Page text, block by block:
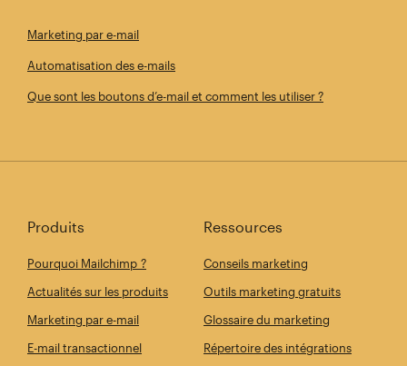
Marketing par e-mail
Automatisation des e-mails
Que sont les boutons d’e-mail et comment les utiliser ?
Produits
Pourquoi Mailchimp ?
Actualités sur les produits
Marketing par e-mail
E-mail transactionnel
Ressources
Conseils marketing
Outils marketing gratuits
Glossaire du marketing
Répertoire des intégrations